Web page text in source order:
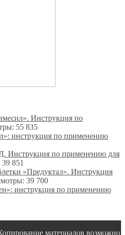
Инструкция по
55 835
инструкция по применению
Инструкция по применению для
851
«Предуктал». Инструкция
39 700
инструкция по применению
материалов возможно